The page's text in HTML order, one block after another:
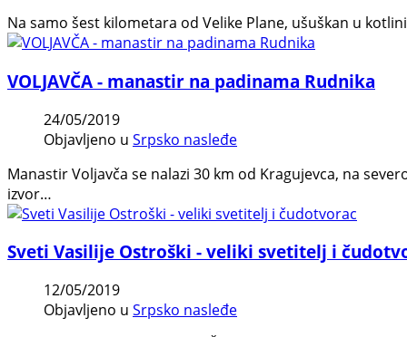
Na samo šest kilometara od Velike Plane, ušuškan u
VOLJAVČA - manastir na padinama Rudnika
24/05/2019
Objavljeno u Srpsko nasleđe
Manastir Voljavča se nalazi 30 km od Kragujevca, na
izvor…
Sveti Vasilije Ostroški - veliki svetitelj i
12/05/2019
Objavljeno u Srpsko nasleđe